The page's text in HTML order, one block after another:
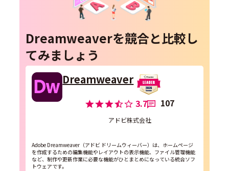
Dreamweaverを競合と比較し
てみましょう
Dreamweaver
3.7 107
アドビ株式会社
Adobe Dreamweaver（アドビ ドリームウィーバー）は、ホームページ
を作成するための編集機能やレイアウトの表示機能、ファイル管理機能
など、制作や更新作業に必要な機能がひとまとめになっている統合ソフ
トウェアです。